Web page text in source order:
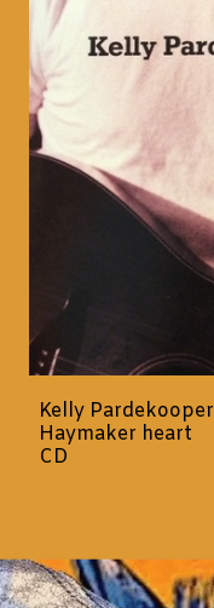
Kelly Pardekooper
Haymaker heart
CD